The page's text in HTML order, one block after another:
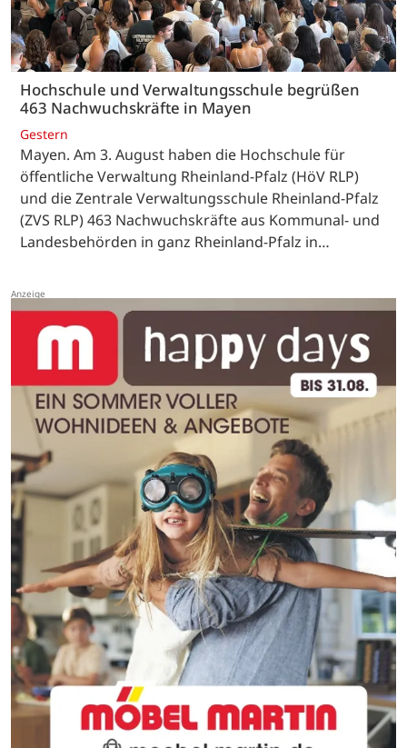
Hochschule und Verwaltungsschule begrüßen
463 Nachwuchskräfte in Mayen
Gestern
Mayen. Am 3. August haben die Hochschule für
öffentliche Verwaltung Rheinland-Pfalz (HöV RLP)
und die Zentrale Verwaltungsschule Rheinland-Pfalz
(ZVS RLP) 463 Nachwuchskräfte aus Kommunal- und
Landesbehörden in ganz Rheinland-Pfalz in…